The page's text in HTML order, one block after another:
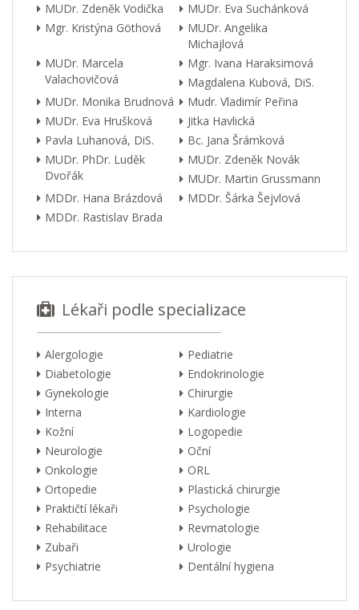
MUDr. Zdeněk Vodička
MUDr. Eva Suchánková
Mgr. Kristýna Göthová
MUDr. Angelika
Michajlová
MUDr. Marcela
Valachovičová
Mgr. Ivana Haraksimová
Magdalena Kubová, DiS.
MUDr. Monika Brudnová
Mudr. Vladimír Peřina
MUDr. Eva Hrušková
Jitka Havlická
Pavla Luhanová, DiS.
Bc. Jana Šrámková
MUDr. PhDr. Luděk
Dvořák
MUDr. Zdeněk Novák
MUDr. Martin Grussmann
MDDr. Hana Brázdová
MDDr. Šárka Šejvlová
MDDr. Rastislav Brada
Lékaři podle specializace
Alergologie
Pediatrie
Diabetologie
Endokrinologie
Gynekologie
Chirurgie
Interna
Kardiologie
Kožní
Logopedie
Neurologie
Oční
Onkologie
ORL
Ortopedie
Plastická chirurgie
Praktičtí lékaři
Psychologie
Rehabilitace
Revmatologie
Zubaři
Urologie
Psychiatrie
Dentální hygiena